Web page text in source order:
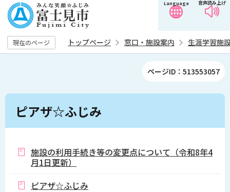
の
ペ
ー
す
音声読み上げ
Language
現在のページ トップページ 窓口・施設案内 生涯学習施
ページID：513553057
本
ピアザ☆ふじみ
施設の利用手続き等の変更点について（令和8年4
月1日更新）
ピアザ☆ふじみ